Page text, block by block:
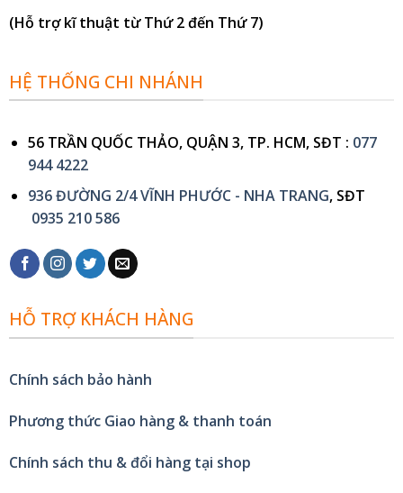
(Hỗ trợ kĩ thuật từ Thứ 2 đến Thứ 7)
HỆ THỐNG CHI NHÁNH
56 TRẦN QUỐC THẢO, QUẬN 3, TP. HCM, SĐT : 077
944 4222
936 ĐƯỜNG 2/4 VĨNH PHƯỚC - NHA TRANG, SĐT
0935 210 586
HỖ TRỢ KHÁCH HÀNG
Chính sách bảo hành
Phương thức Giao hàng & thanh toán
Chính sách thu & đổi hàng tại shop